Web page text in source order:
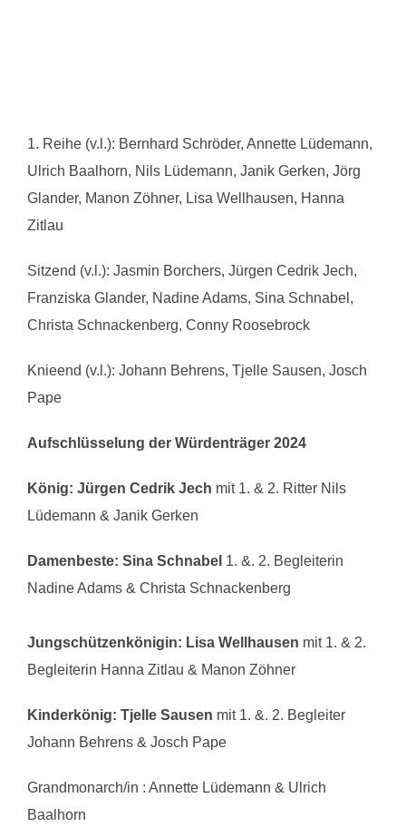
1. Reihe (v.l.): Bernhard Schröder, Annette Lüdemann,
Ulrich Baalhorn, Nils Lüdemann, Janik Gerken, Jörg
Glander, Manon Zöhner, Lisa Wellhausen, Hanna
Zitlau
Sitzend (v.l.): Jasmin Borchers, Jürgen Cedrik Jech,
Franziska Glander, Nadine Adams, Sina Schnabel,
Christa Schnackenberg, Conny Roosebrock
Knieend (v.l.): Johann Behrens, Tjelle Sausen, Josch
Pape
Aufschlüsselung der Würdenträger 2024
König: Jürgen Cedrik Jech mit 1. & 2. Ritter Nils
Lüdemann & Janik Gerken
Damenbeste: Sina Schnabel 1. &. 2. Begleiterin
Nadine Adams & Christa Schnackenberg
Jungschützenkönigin: Lisa Wellhausen mit 1. & 2.
Begleiterin Hanna Zitlau & Manon Zöhner
Kinderkönig: Tjelle Sausen mit 1. &. 2. Begleiter
Johann Behrens & Josch Pape
Grandmonarch/in : Annette Lüdemann & Ulrich
Baalhorn